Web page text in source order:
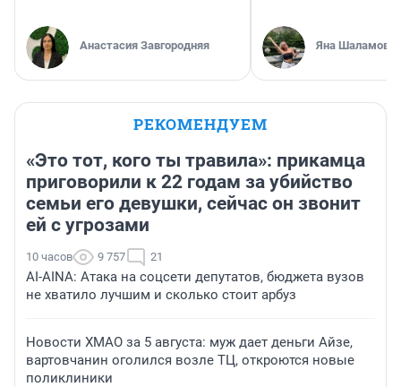
Анастасия Завгородняя Яна Шаламова
РЕКОМЕНДУЕМ
«Это тот, кого ты травила»: прикамца
приговорили к 22 годам за убийство
семьи его девушки, сейчас он звонит
ей с угрозами
10 часов 9 757 21
AI-AINA: Атака на соцсети депутатов, бюджета вузов
не хватило лучшим и сколько стоит арбуз
Новости ХМАО за 5 августа: муж дает деньги Айзе,
вартовчанин оголился возле ТЦ, откроются новые
поликлиники